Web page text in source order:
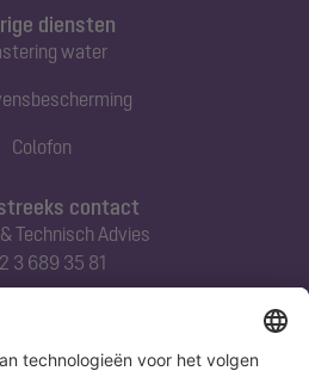
contact
Technisch Advies
3 689 35 81
diensten
water
Colofon